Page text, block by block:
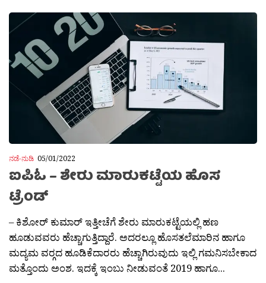
ನಡೆ-ನುಡಿ 05/01/2022
ಐಪಿಓ – ಶೇರು ಮಾರುಕಟ್ಟೆಯ ಹೊಸ
ಟ್ರೆಂಡ್
– ಕಿಶೋರ್ ಕುಮಾರ್ ಇತ್ತೀಚೆಗೆ ಶೇರು ಮಾರುಕಟ್ಟೆಯಲ್ಲಿ ಹಣ
ಹೂಡುವವರು ಹೆಚ್ಚಾಗುತ್ತಿದ್ದಾರೆ. ಅದರಲ್ಲೂ ಹೊಸತಲೆಮಾರಿನ ಹಾಗೂ
ಮದ್ಯಮ ವರ‍್ಗದ ಹೂಡಿಕೆದಾರರು ಹೆಚ್ಚಾಗಿರುವುದು ಇಲ್ಲಿ ಗಮನಿಸಬೇಕಾದ
ಮತ್ತೊಂದು ಅಂಶ. ಇದಕ್ಕೆ ಇಂಬು ನೀಡುವಂತೆ 2019 ಹಾಗೂ...